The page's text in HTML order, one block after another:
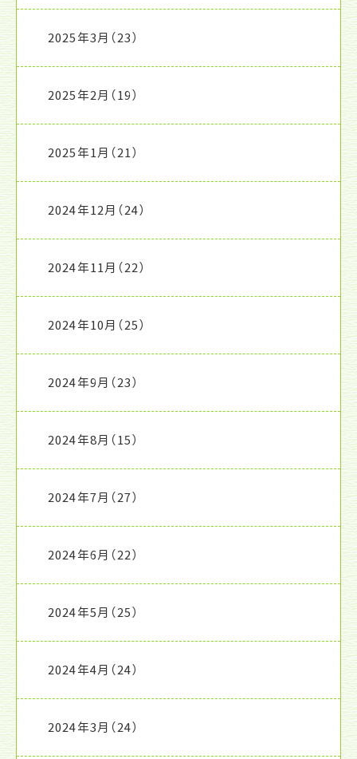
2025年3月 （23）
2025年2月 （19）
2025年1月 （21）
2024年12月 （24）
2024年11月 （22）
2024年10月 （25）
2024年9月 （23）
2024年8月 （15）
2024年7月 （27）
2024年6月 （22）
2024年5月 （25）
2024年4月 （24）
2024年3月 （24）